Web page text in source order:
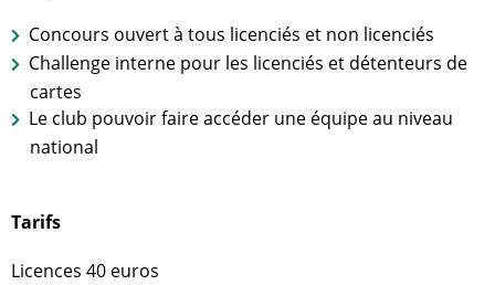
Concours ouvert à tous licenciés et non licenciés
Challenge interne pour les licenciés et détenteurs de
cartes
Le club pouvoir faire accéder une équipe au niveau
national
Tarifs
Licences 40 euros